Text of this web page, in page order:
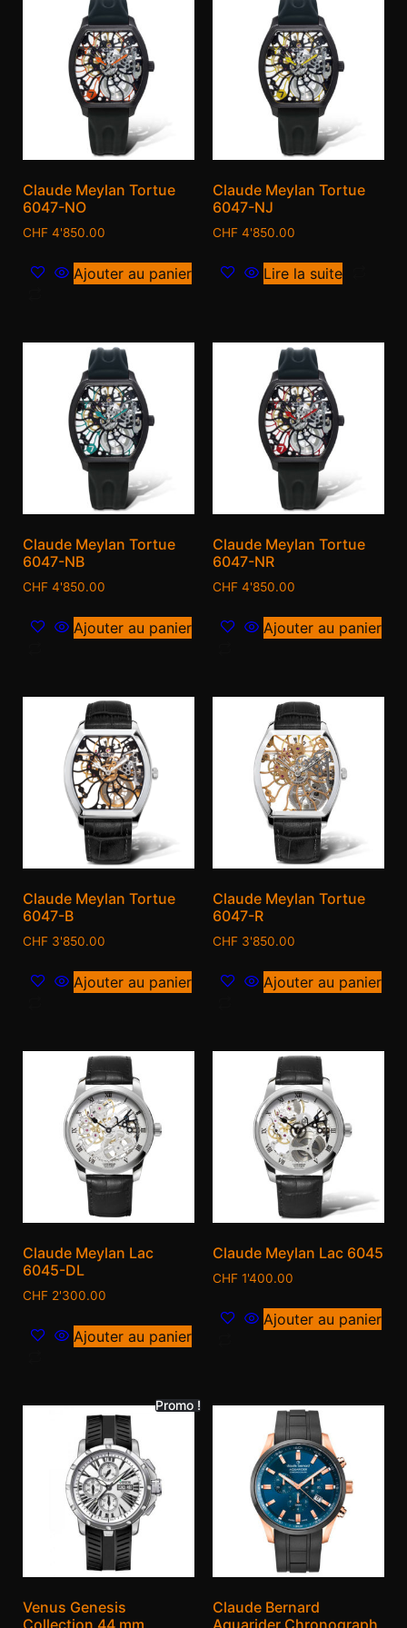
Claude Meylan Tortue
6047-NO
CHF 4'850.00
Ajouter au panier
Claude Meylan Tortue
6047-NJ
CHF 4'850.00
Lire la suite
Claude Meylan Tortue
6047-NB
CHF 4'850.00
Ajouter au panier
Claude Meylan Tortue
6047-NR
CHF 4'850.00
Ajouter au panier
Claude Meylan Tortue
6047-B
CHF 3'850.00
Ajouter au panier
Claude Meylan Tortue
6047-R
CHF 3'850.00
Ajouter au panier
Claude Meylan Lac
6045-DL
CHF 2'300.00
Ajouter au panier
Claude Meylan Lac 6045
CHF 1'400.00
Ajouter au panier
Promo !
Venus Genesis
Collection 44 mm
Claude Bernard
Aquarider Chronograph